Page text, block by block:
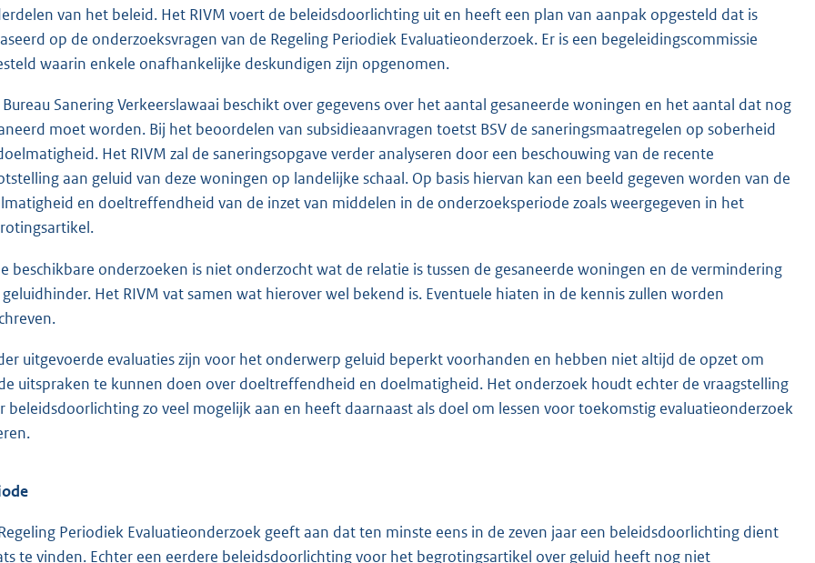
van het beleid. Het RIVM voert de beleidsdoorlichting uit en heeft een plan van aanpak opgesteld dat is
op de onderzoeksvragen van de Regeling Periodiek Evaluatieonderzoek. Er is een begeleidingscommissie
waarin enkele onafhankelijke deskundigen zijn opgenomen.
Sanering Verkeerslawaai beschikt over gegevens over het aantal gesaneerde woningen en het aantal dat nog
moet worden. Bij het beoordelen van subsidieaanvragen toetst BSV de saneringsmaatregelen op soberheid
Het RIVM zal de saneringsopgave verder analyseren door een beschouwing van de recente
aan geluid van deze woningen op landelijke schaal. Op basis hiervan kan een beeld gegeven worden van de
en doeltreffendheid van de inzet van middelen in de onderzoeksperiode zoals weergegeven in het
beschikbare onderzoeken is niet onderzocht wat de relatie is tussen de gesaneerde woningen en de vermindering
Het RIVM vat samen wat hierover wel bekend is. Eventuele hiaten in de kennis zullen worden
uitgevoerde evaluaties zijn voor het onderwerp geluid beperkt voorhanden en hebben niet altijd de opzet om
uitspraken te kunnen doen over doeltreffendheid en doelmatigheid. Het onderzoek houdt echter de vraagstelling
beleidsdoorlichting zo veel mogelijk aan en heeft daarnaast als doel om lessen voor toekomstig evaluatieonderzoek
Periodiek Evaluatieonderzoek geeft aan dat ten minste eens in de zeven jaar een beleidsdoorlichting dient
te vinden. Echter een eerdere beleidsdoorlichting voor het begrotingsartikel over geluid heeft nog niet